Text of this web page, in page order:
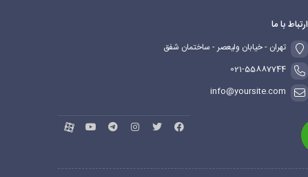
ارتباط با ما
تهران - خیابان ولیعصر - ساختمان شفق
021-55887744
info@yoursite.com